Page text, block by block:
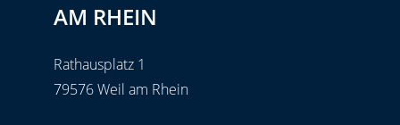
AM RHEIN
Rathausplatz 1
79576 Weil am Rhein